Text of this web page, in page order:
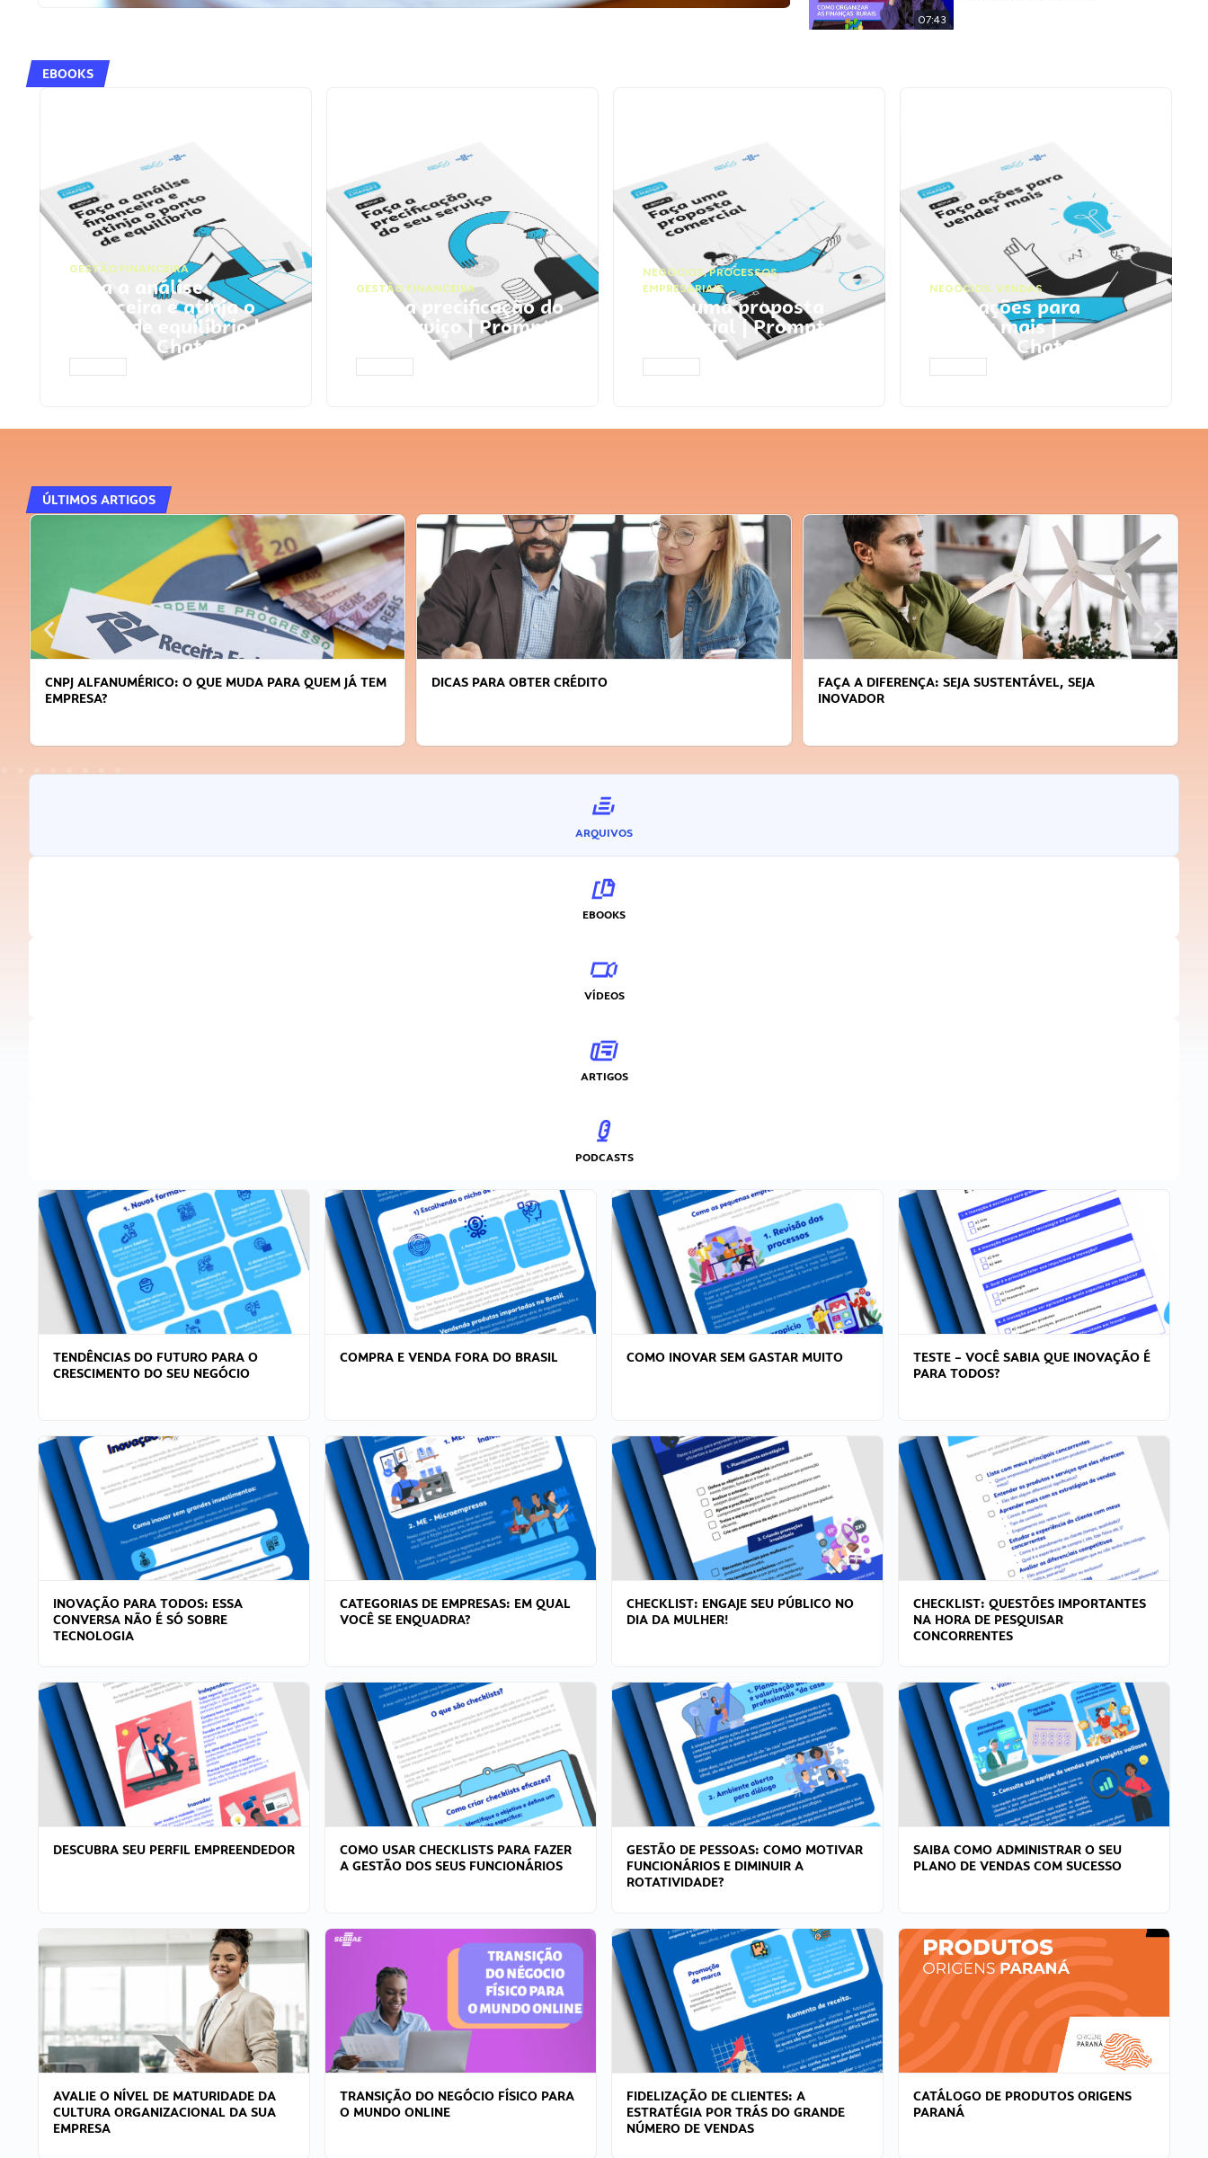
07:43
EBOOKS
GESTÃO FINANCEIRA
Faça a análise
financeira e atinja o
ponto de equilíbrio |
Prompts ChatGPT
GESTÃO FINANCEIRA
Faça a precificação do
seu serviço | Prompts
ChatGPT
NEGÓCIOS,PROCESSOS
EMPRESARIAIS
Faça uma proposta
comercial | Prompts
ChatGPT
NEGÓCIOS, VENDAS
Faça ações para
vender mais |
Prompts ChatGPT
ÚLTIMOS ARTIGOS
CNPJ ALFANUMÉRICO: O QUE MUDA PARA QUEM JÁ TEM
EMPRESA?
DICAS PARA OBTER CRÉDITO
FAÇA A DIFERENÇA: SEJA SUSTENTÁVEL, SEJA
INOVADOR
ARQUIVOS
EBOOKS
VÍDEOS
ARTIGOS
PODCASTS
TENDÊNCIAS DO FUTURO PARA O
CRESCIMENTO DO SEU NEGÓCIO
COMPRA E VENDA FORA DO BRASIL COMO INOVAR SEM GASTAR MUITO
TESTE – VOCÊ SABIA QUE INOVAÇÃO É
PARA TODOS?
INOVAÇÃO PARA TODOS: ESSA
CONVERSA NÃO É SÓ SOBRE
TECNOLOGIA
CATEGORIAS DE EMPRESAS: EM QUAL
VOCÊ SE ENQUADRA?
CHECKLIST: ENGAJE SEU PÚBLICO NO
DIA DA MULHER!
CHECKLIST: QUESTÕES IMPORTANTES
NA HORA DE PESQUISAR
CONCORRENTES
DESCUBRA SEU PERFIL EMPREENDEDOR
COMO USAR CHECKLISTS PARA FAZER
A GESTÃO DOS SEUS FUNCIONÁRIOS
GESTÃO DE PESSOAS: COMO MOTIVAR
FUNCIONÁRIOS E DIMINUIR A
ROTATIVIDADE?
SAIBA COMO ADMINISTRAR O SEU
PLANO DE VENDAS COM SUCESSO
AVALIE O NÍVEL DE MATURIDADE DA
CULTURA ORGANIZACIONAL DA SUA
EMPRESA
TRANSIÇÃO DO NEGÓCIO FÍSICO PARA
O MUNDO ONLINE
FIDELIZAÇÃO DE CLIENTES: A
ESTRATÉGIA POR TRÁS DO GRANDE
NÚMERO DE VENDAS
CATÁLOGO DE PRODUTOS ORIGENS
PARANÁ